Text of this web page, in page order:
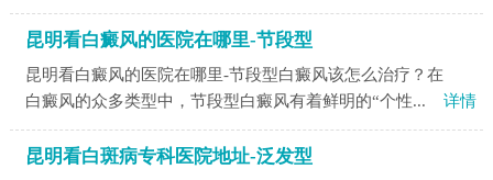
昆明看白癜风的医院在哪里-节段型
昆明看白癜风的医院在哪里-节段型白癜风该怎么治疗？在
白癜风的众多类型中，节段型白癜风有着鲜明的“个性...
详情
昆明看白斑病专科医院地址-泛发型